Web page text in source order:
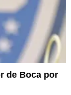
de Boca por